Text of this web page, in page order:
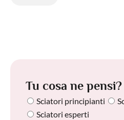
Tu cosa ne pensi?
Sciatori principianti
Sciatori esperti